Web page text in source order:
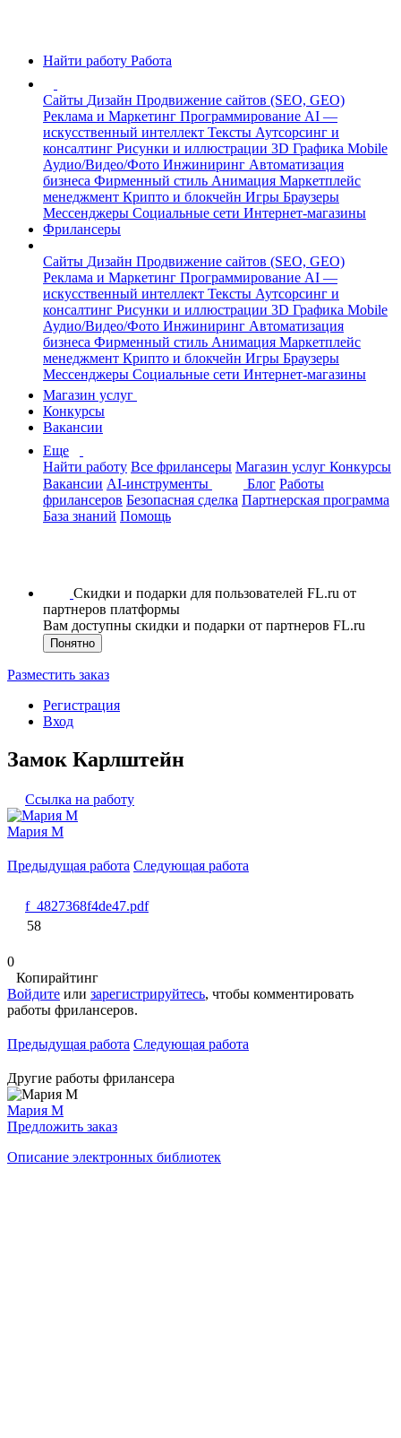
Найти работу Работа
Сайты Дизайн Продвижение сайтов (SEO, GEO)
Реклама и Маркетинг Программирование AI —
искусственный интеллект Тексты Аутсорсинг и
консалтинг Рисунки и иллюстрации 3D Графика Mobile
Аудио/Видео/Фото Инжиниринг Автоматизация
бизнеса Фирменный стиль Анимация Маркетплейс
менеджмент Крипто и блокчейн Игры Браузеры
Мессенджеры Социальные сети Интернет-магазины
Фрилансеры
Сайты Дизайн Продвижение сайтов (SEO, GEO)
Реклама и Маркетинг Программирование AI —
искусственный интеллект Тексты Аутсорсинг и
консалтинг Рисунки и иллюстрации 3D Графика Mobile
Аудио/Видео/Фото Инжиниринг Автоматизация
бизнеса Фирменный стиль Анимация Маркетплейс
менеджмент Крипто и блокчейн Игры Браузеры
Мессенджеры Социальные сети Интернет-магазины
Магазин услуг
Конкурсы
Вакансии
Еще
Найти работу Все фрилансеры Магазин услуг Конкурсы
Вакансии AI-инструменты Блог Работы
фрилансеров Безопасная сделка Партнерская программа
База знаний Помощь
Скидки и подарки для пользователей FL.ru от
партнеров платформы
Вам доступны скидки и подарки от партнеров FL.ru
Понятно
Разместить заказ
Регистрация
Вход
Замок Карлштейн
Ссылка на работу
Мария М
Предыдущая работа Следующая работа
f_4827368f4de47.pdf
58
0
Копирайтинг
Войдите или зарегистрируйтесь, чтобы комментировать
работы фрилансеров.
Предыдущая работа Следующая работа
Другие работы фрилансера
Мария М
Предложить заказ
Описание электронных библиотек